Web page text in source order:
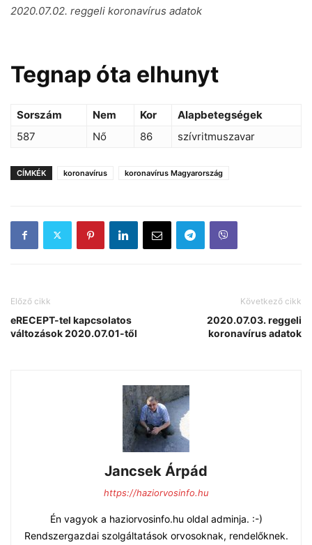
2020.07.02. reggeli koronavírus adatok
Tegnap óta elhunyt
Sorszám Nem Kor
Alapbetegségek
587
Nő 86 szívritmuszavar
CÍMKÉK koronavírus koronavírus Magyarország
Előző cikk
eRECEPT-tel kapcsolatos
változások 2020.07.01-től
Következő cikk
2020.07.03. reggeli
koronavírus adatok
Jancsek Árpád
https://haziorvosinfo.hu
Én vagyok a haziorvosinfo.hu oldal adminja. :-)
Rendszergazdai szolgáltatások orvosoknak, rendelőknek.